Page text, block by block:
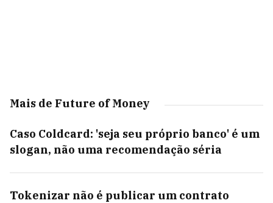
Mais de Future of Money
Caso Coldcard: 'seja seu próprio banco' é um
slogan, não uma recomendação séria
Tokenizar não é publicar um contrato